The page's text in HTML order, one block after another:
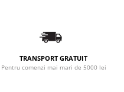
TRANSPORT GRATUIT
Pentru comenzi mai mari de 5000 lei